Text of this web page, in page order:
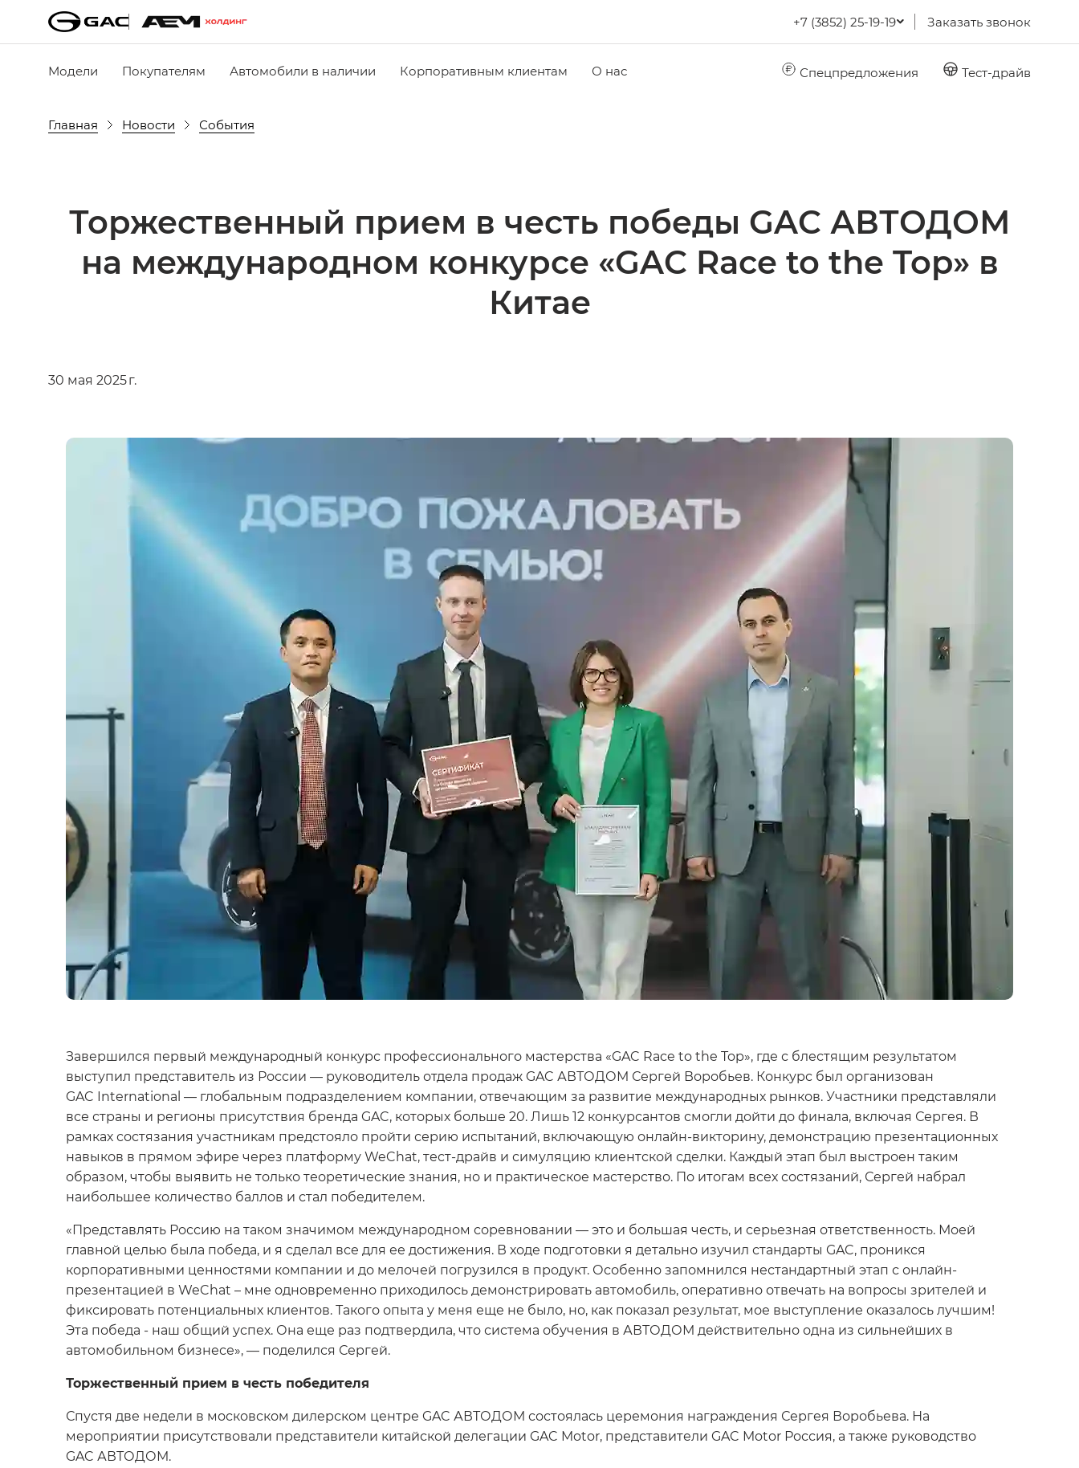
+7 (3852) 25-19-19 Заказать звонок
Модели Покупателям Автомобили в наличии Корпоративным клиентам О нас Спецпредложения Тест-драйв
Главная Новости События
Торжественный прием в честь победы GAC АВТОДОМ
на международном конкурсе «GAC Race to the Top» в
Китае
30 мая 2025 г.
Завершился первый международный конкурс профессионального мастерства «GAC Race to the Top», где с блестящим результатом
выступил представитель из России — руководитель отдела продаж GAC АВТОДОМ Сергей Воробьев. Конкурс был организован
GAC International — глобальным подразделением компании, отвечающим за развитие международных рынков. Участники представляли
все страны и регионы присутствия бренда GAC, которых больше 20. Лишь 12 конкурсантов смогли дойти до финала, включая Сергея. В
рамках состязания участникам предстояло пройти серию испытаний, включающую онлайн-викторину, демонстрацию презентационных
навыков в прямом эфире через платформу WeChat, тест-драйв и симуляцию клиентской сделки. Каждый этап был выстроен таким
образом, чтобы выявить не только теоретические знания, но и практическое мастерство. По итогам всех состязаний, Сергей набрал
наибольшее количество баллов и стал победителем.
«Представлять Россию на таком значимом международном соревновании — это и большая честь, и серьезная ответственность. Моей
главной целью была победа, и я сделал все для ее достижения. В ходе подготовки я детально изучил стандарты GAC, проникся
корпоративными ценностями компании и до мелочей погрузился в продукт. Особенно запомнился нестандартный этап с онлайн-
презентацией в WeChat – мне одновременно приходилось демонстрировать автомобиль, оперативно отвечать на вопросы зрителей и
фиксировать потенциальных клиентов. Такого опыта у меня еще не было, но, как показал результат, мое выступление оказалось лучшим!
Эта победа - наш общий успех. Она еще раз подтвердила, что система обучения в АВТОДОМ действительно одна из сильнейших в
автомобильном бизнесе», — поделился Сергей.
Торжественный прием в честь победителя
Спустя две недели в московском дилерском центре GAC АВТОДОМ состоялась церемония награждения Сергея Воробьева. На
мероприятии присутствовали представители китайской делегации GAC Motor, представители GAC Motor Россия, а также руководство
GAC АВТОДОМ.